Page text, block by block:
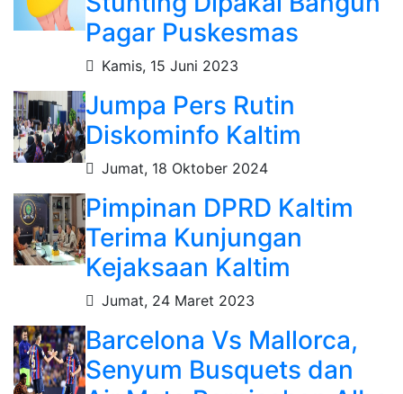
Pagar Puskesmas
Kamis, 15 Juni 2023
Jumpa Pers Rutin
Diskominfo Kaltim
Jumat, 18 Oktober 2024
Pimpinan DPRD Kaltim
Terima Kunjungan
Kejaksaan Kaltim
Jumat, 24 Maret 2023
Barcelona Vs Mallorca,
Senyum Busquets dan